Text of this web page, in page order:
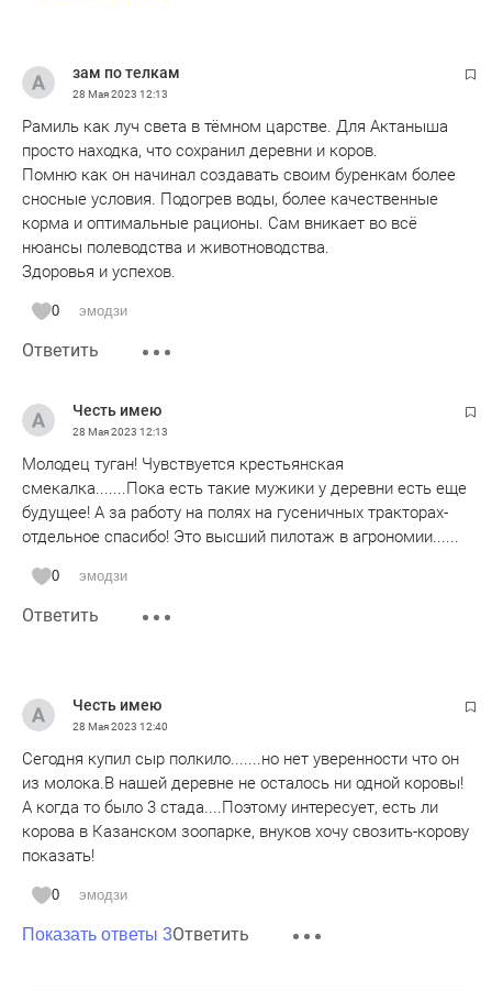
зам по телкам
28 Мая 2023 12:13
Рамиль как луч света в тёмном царстве. Для Актаныша
просто находка, что сохранил деревни и коров.
Помню как он начинал создавать своим буренкам более
сносные условия. Подогрев воды, более качественные
корма и оптимальные рационы. Сам вникает во всё
нюансы полеводства и животноводства.
Здоровья и успехов.
0 эмодзи
Ответить
Честь имею
28 Мая 2023 12:13
Молодец туган! Чувствуется крестьянская
смекалка.......Пока есть такие мужики у деревни есть еще
будущее! А за работу на полях на гусеничных тракторах-
отдельное спасибо! Это высший пилотаж в агрономии......
0 эмодзи
Ответить
Честь имею
28 Мая 2023 12:40
Сегодня купил сыр полкило.......но нет уверенности что он
из молока.В нашей деревне не осталось ни одной коровы!
А когда то было 3 стада....Поэтому интересует, есть ли
корова в Казанском зоопарке, внуков хочу свозить-корову
показать!
0 эмодзи
Показать ответы 3Ответить